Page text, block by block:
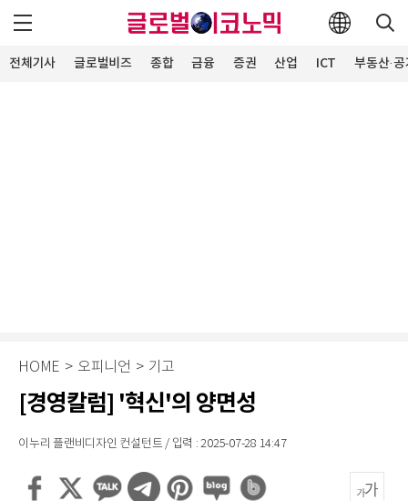
전체기사 글로벌비즈 종합 금융 증권 산업 ICT 부동산·
HOME > 오피니언 > 기고
[경영칼럼] '혁신'의 양면성
이누리 플랜비디자인 컨설턴트 / 입력 : 2025-07-28 14:47